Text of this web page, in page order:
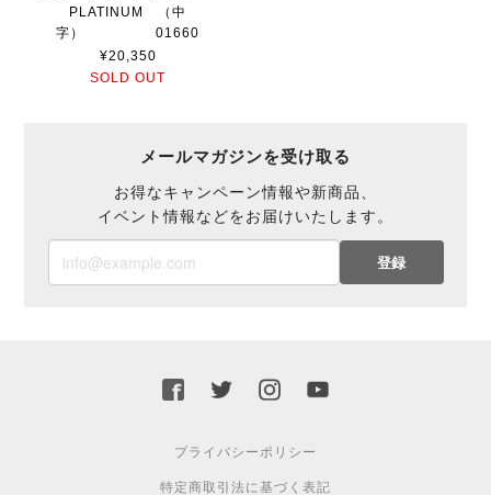
PLATINUM （中
字） 01660
¥20,350
SOLD OUT
メールマガジンを受け取る
お得なキャンペーン情報や新商品、
イベント情報などをお届けいたします。
登録
プライバシーポリシー
特定商取引法に基づく表記